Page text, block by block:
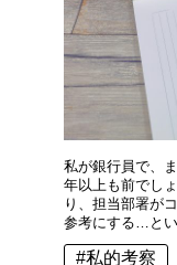
私が銀行員で、
年以上も前でし
り、担当部署が
参考にする…と
#私的考察